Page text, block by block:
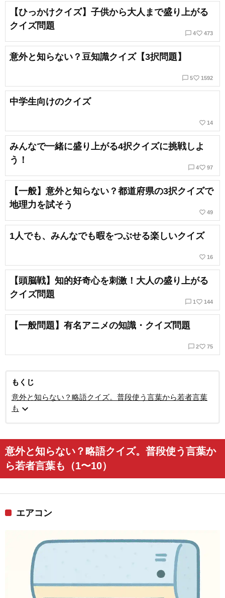
【ひっかけクイズ】子供から大人まで盛り上がる
クイズ問題
chat_bubble_outline 4favorite_border 473
意外と知らない？豆知識クイズ【3択問題】
chat_bubble_outline 5favorite_border 1592
中学生向けのクイズ
favorite_border 14
みんなで一緒に盛り上がる4択クイズに挑戦しよ
う！
chat_bubble_outline 4favorite_border 97
【一般】意外と知らない？都道府県の3択クイズで
地理力を試そう
favorite_border 49
1人でも、みんなでも暇をつぶせる楽しいクイズ
favorite_border 16
【頭脳戦】知的好奇心を刺激！大人の盛り上がる
クイズ問題
chat_bubble_outline 1 favorite_border 144
【一般問題】有名アニメの知識・クイズ問題
chat_bubble_outline 2favorite_border 75
もくじ
意外と知らない？略語クイズ。普段使う言葉から若者言葉
も expand_more
意外と知らない？略語クイズ。普段使う言葉か
ら若者言葉も（1〜10）
エアコン